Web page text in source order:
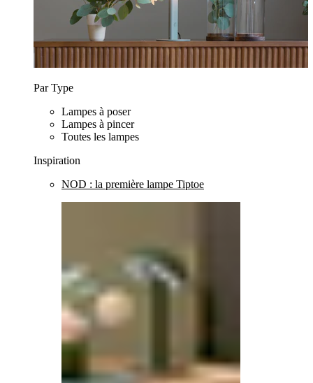
Par Type
Lampes à poser
Lampes à pincer
Toutes les lampes
Inspiration
NOD : la première lampe Tiptoe